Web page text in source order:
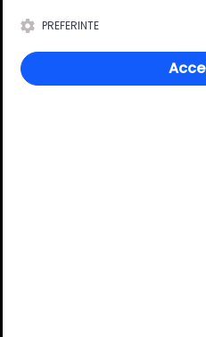
Întrebări și
PREFERINTE